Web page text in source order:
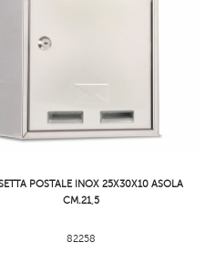
POSTALE INOX 25X30X10 ASOLA
CM.21,5
82258